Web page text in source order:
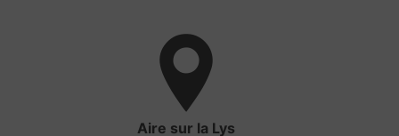
Aire sur la Lys